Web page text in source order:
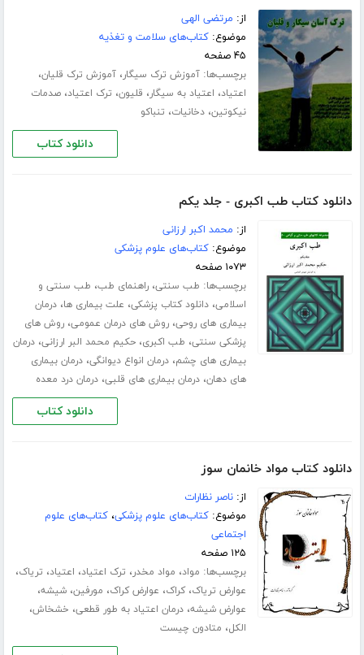
از: مرتضی الهی
موضوع:کتاب‌های سلامت و تغذیه
۴۵ صفحه
برچسب‌ها:آموزش ترک سیگار،آموزش ترک قلیان،
اعتیاد، اعتیاد به سیگار، قلیون، ترک اعتیاد،صدمات
نیکوتین،دخانیات، تنباکو
دانلود کتاب
دانلود کتاب طب اکبری - جلد یکم
از: محمد اکبر ارزانی
موضوع:کتاب‌های علوم پزشکی
۱۰۷۳ صفحه
برچسب‌ها: طب سنتی،راهنمای طب، طب سنتی و
اسلامی،دانلود کتاب پزشکی، علت بیماری ها،درمان
بیماری های روحی،روش های درمان عمومی،روش های
پزشکی سنتی، طب اکبری،حکیم محمد البر ارزانی،درمان
بیماری های چشم،درمان انواع دیوانگی،درمان بیماری
های دهان،درمان بیماری های قلبی،درمان درد معده
دانلود کتاب
دانلود کتاب مواد خانمان سوز
از:ناصر نظارات
موضوع:کتاب‌های علوم پزشکی،کتاب‌های علوم
اجتماعی
۱۲۵ صفحه
برچسب‌ها: مواد، مواد مخدر، ترک اعتیاد، اعتیاد، تریاک،
عوارض تریاک،کراک، عوارض کراک، مورفین،شیشه،
عوارض شیشه،درمان اعتیاد به طور قطعی، خشخاش،
الکل، متادون چیست